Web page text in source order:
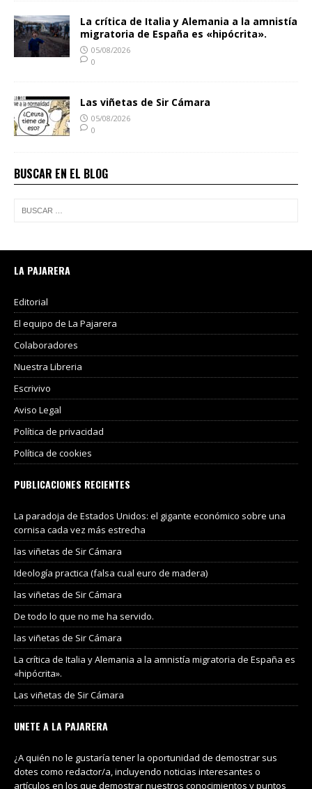
La crítica de Italia y Alemania a la amnistía
migratoria de España es «hipócrita».
05/08/2026
0
Las viñetas de Sir Cámara
05/08/2026
0
BUSCAR EN EL BLOG
LA PAJARERA
Editorial
El equipo de La Pajarera
Colaboradores
Nuestra Libreria
Escrivivo
Aviso Legal
Política de privacidad
Política de cookies
PUBLICACIONES RECIENTES
La paradoja de Estados Unidos: el gigante económico sobre una
cornisa cada vez más estrecha
las viñetas de Sir Cámara
Ideología practica (falsa cual euro de madera)
las viñetas de Sir Cámara
De todo lo que no me ha servido.
las viñetas de Sir Cámara
La crítica de Italia y Alemania a la amnistía migratoria de España es
«hipócrita».
Las viñetas de Sir Cámara
UNETE A LA PAJARERA
¿A quién no le gustaría tener la oportunidad de demostrar sus
dotes como redactor/a, incluyendo noticias interesantes o
artículos en los que demostrar nuestros conocimientos y puntos